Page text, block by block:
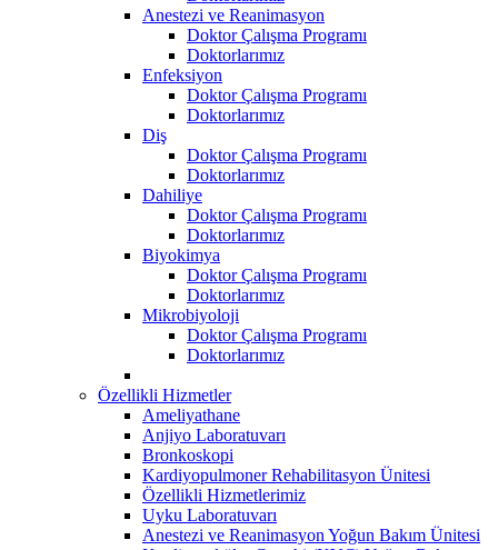
Anestezi ve Reanimasyon
Doktor Çalışma Programı
Doktorlarımız
Enfeksiyon
Doktor Çalışma Programı
Doktorlarımız
Diş
Doktor Çalışma Programı
Doktorlarımız
Dahiliye
Doktor Çalışma Programı
Doktorlarımız
Biyokimya
Doktor Çalışma Programı
Doktorlarımız
Mikrobiyoloji
Doktor Çalışma Programı
Doktorlarımız
Özellikli Hizmetler
Ameliyathane
Anjiyo Laboratuvarı
Bronkoskopi
Kardiyopulmoner Rehabilitasyon Ünitesi
Özellikli Hizmetlerimiz
Uyku Laboratuvarı
Anestezi ve Reanimasyon Yoğun Bakım Ünitesi